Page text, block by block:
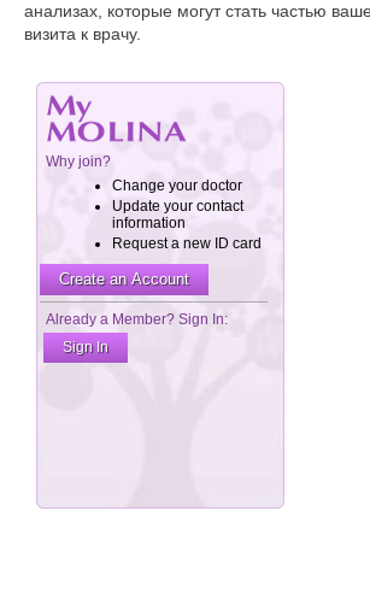
анализах, которые могут стать частью
визита к врачу.